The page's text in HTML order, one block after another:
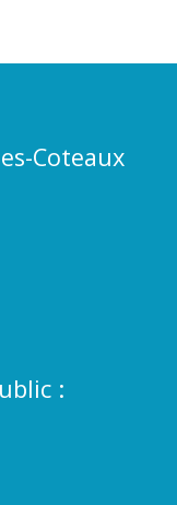
Coteaux
: